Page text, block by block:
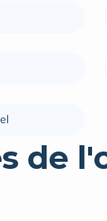
de